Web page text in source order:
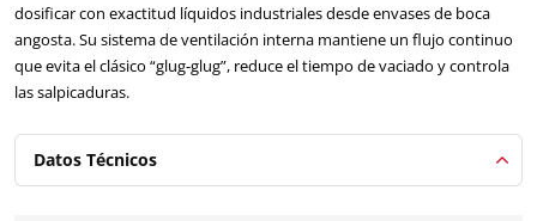
dosificar con exactitud líquidos industriales desde envases de boca
angosta. Su sistema de ventilación interna mantiene un flujo continuo
que evita el clásico “glug-glug”, reduce el tiempo de vaciado y controla
las salpicaduras.
Datos Técnicos